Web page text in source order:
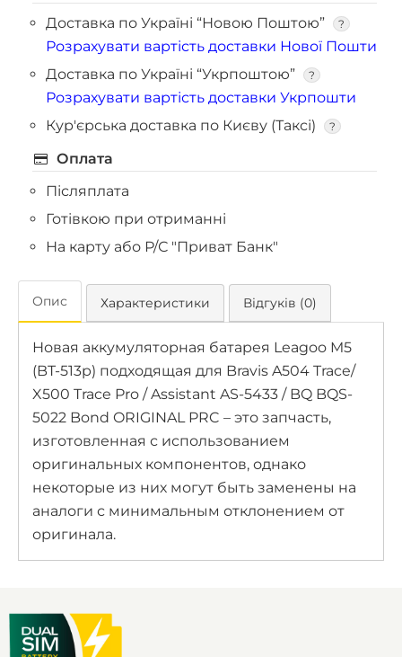
Доставка по Україні “Новою Поштою”
?
Розрахувати вартість доставки Нової Пошти
Доставка по Україні “Укрпоштою”
?
Розрахувати вартість доставки Укрпошти
Кур'єрська доставка по Києву (Таксі)
?
Оплата
Післяплата
Готівкою при отриманні
На карту або Р/С "Приват Банк"
Опис Характеристики Відгуків (0)
Новая аккумуляторная батарея Leagoo M5
(BT-513p) подходящая для Bravis A504 Trace/
X500 Trace Pro / Assistant AS-5433 / BQ BQS-
5022 Bond ORIGINAL PRC – это запчасть,
изготовленная с использованием
оригинальных компонентов, однако
некоторые из них могут быть заменены на
аналоги с минимальным отклонением от
оригинала.